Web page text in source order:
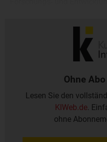
Ohne
Lesen Sie den
KIWeb.de.
ohne